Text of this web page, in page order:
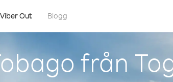
Viber Out Blogg
från